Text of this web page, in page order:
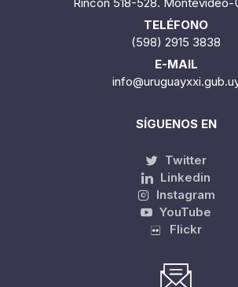
TELÉFONO
(598) 2915 3838
E-MAIL
SÍGUENOS EN
Twitter
Linkedin
Instagram
YouTube
Flickr